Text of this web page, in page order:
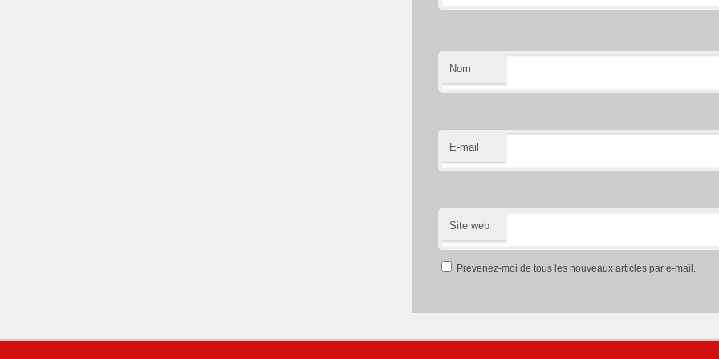
Nom
E-mail
Site web
Prévenez-moi de tous les nouveaux articles par e-mail.